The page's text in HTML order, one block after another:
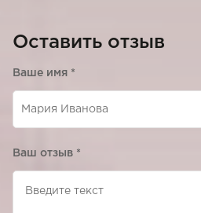
Оставить отзыв
Ваше имя *
Ваш отзыв *